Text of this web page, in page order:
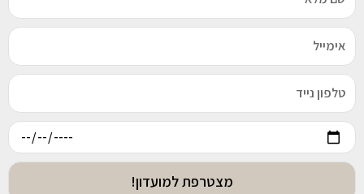
מצטרפת למועדון!